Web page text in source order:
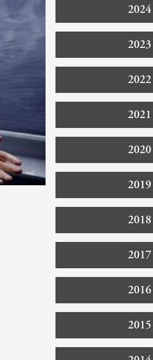
2024
2023
2022
2021
2020
2019
2018
2017
2016
2015